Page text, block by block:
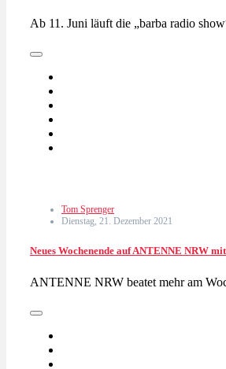
Ab 11. Juni läuft die „barba radio
Tom Sprenger
Dienstag, 21. Dezember 2021
Neues Wochenende auf ANTENNE NRW
ANTENNE NRW beatet mehr am